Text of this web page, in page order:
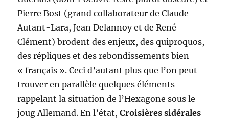
Pierre Bost (grand collaborateur de Claude
Autant-Lara, Jean Delannoy et de René
Clément) brodent des enjeux, des quiproquos,
des répliques et des rebondissements bien
« français ». Ceci d’autant plus que l’on peut
trouver en parallèle quelques éléments
rappelant la situation de l’Hexagone sous le
joug Allemand. En l’état,Croisières sidérales